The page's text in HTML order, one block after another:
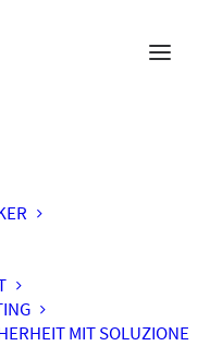
MIT SOLUZIONE